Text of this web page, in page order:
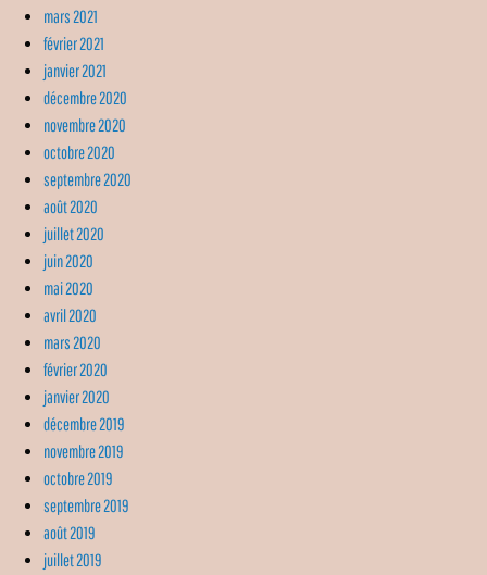
mars 2021
février 2021
janvier 2021
décembre 2020
novembre 2020
octobre 2020
septembre 2020
août 2020
juillet 2020
juin 2020
mai 2020
avril 2020
mars 2020
février 2020
janvier 2020
décembre 2019
novembre 2019
octobre 2019
septembre 2019
août 2019
juillet 2019